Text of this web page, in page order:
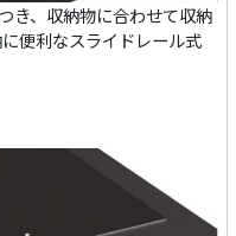
き、収納物に合わせて収納
便利なスライドレール式